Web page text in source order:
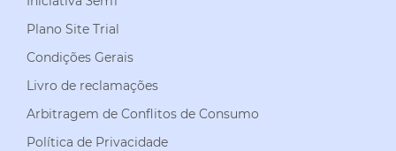
Plano Site Trial
Condições Gerais
Livro de reclamações
Arbitragem de Conflitos de Consumo
Política de Privacidade